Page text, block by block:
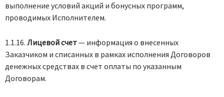
выполнение условий акций и бонусных программ,
проводимых Исполнителем.
1.1.16. Лицевой счет— информация о внесенных
Заказчиком и списанных в рамках исполнения Договоров
денежных средствах в счет оплаты по указанным
Договорам.